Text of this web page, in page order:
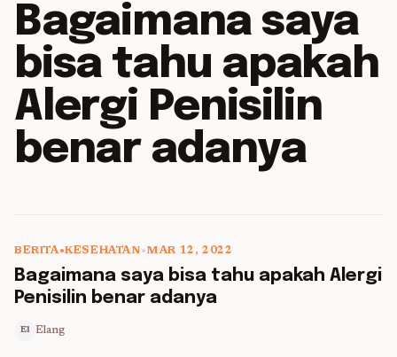
Bagaimana saya
bisa tahu apakah
Alergi Penisilin
benar adanya
5 min read
BERITA•KESEHATAN•MAR 12, 2022
Bagaimana saya bisa tahu apakah Alergi
Penisilin benar adanya
El Elang